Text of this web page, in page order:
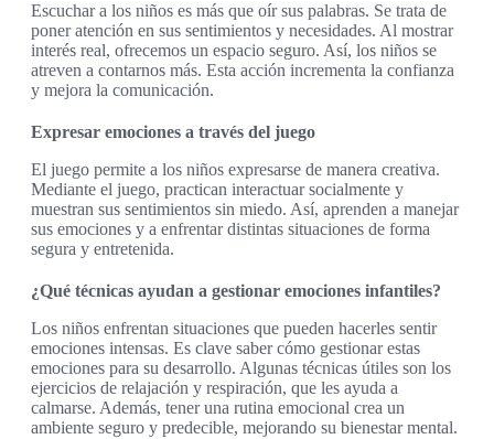
Escuchar a los niños es más que oír sus palabras. Se trata de
poner atención en sus sentimientos y necesidades. Al mostrar
interés real, ofrecemos un espacio seguro. Así, los niños se
atreven a contarnos más. Esta acción incrementa la confianza
y mejora la comunicación.
Expresar emociones a través del juego
El juego permite a los niños expresarse de manera creativa.
Mediante el juego, practican interactuar socialmente y
muestran sus sentimientos sin miedo. Así, aprenden a manejar
sus emociones y a enfrentar distintas situaciones de forma
segura y entretenida.
¿Qué técnicas ayudan a gestionar emociones infantiles?
Los niños enfrentan situaciones que pueden hacerles sentir
emociones intensas. Es clave saber cómo gestionar estas
emociones para su desarrollo. Algunas técnicas útiles son los
ejercicios de relajación y respiración, que les ayuda a
calmarse. Además, tener una rutina emocional crea un
ambiente seguro y predecible, mejorando su bienestar mental.